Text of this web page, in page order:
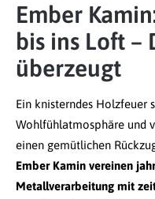
Ember
bis ins Loft –
überzeugt
Ein knisterndes Holzfeuer
Wohlfühlatmosphäre und
einen gemütlichen
Ember Kamin vereinen
Metallverarbeitung mit